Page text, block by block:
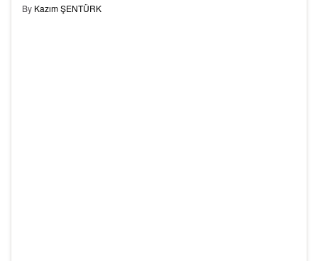
By Kazım ŞENTÜRK